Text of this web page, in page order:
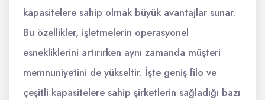
kapasitelere sahip olmak büyük avantajlar sunar.
Bu özellikler, işletmelerin operasyonel
esnekliklerini artırırken aynı zamanda müşteri
memnuniyetini de yükseltir. İşte geniş filo ve
çeşitli kapasitelere sahip şirketlerin sağladığı bazı